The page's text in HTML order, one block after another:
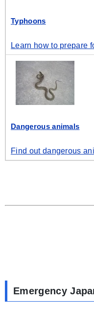
Typhoons
Learn how to prepare
Dangerous animals
Find out dangerous
Emergency